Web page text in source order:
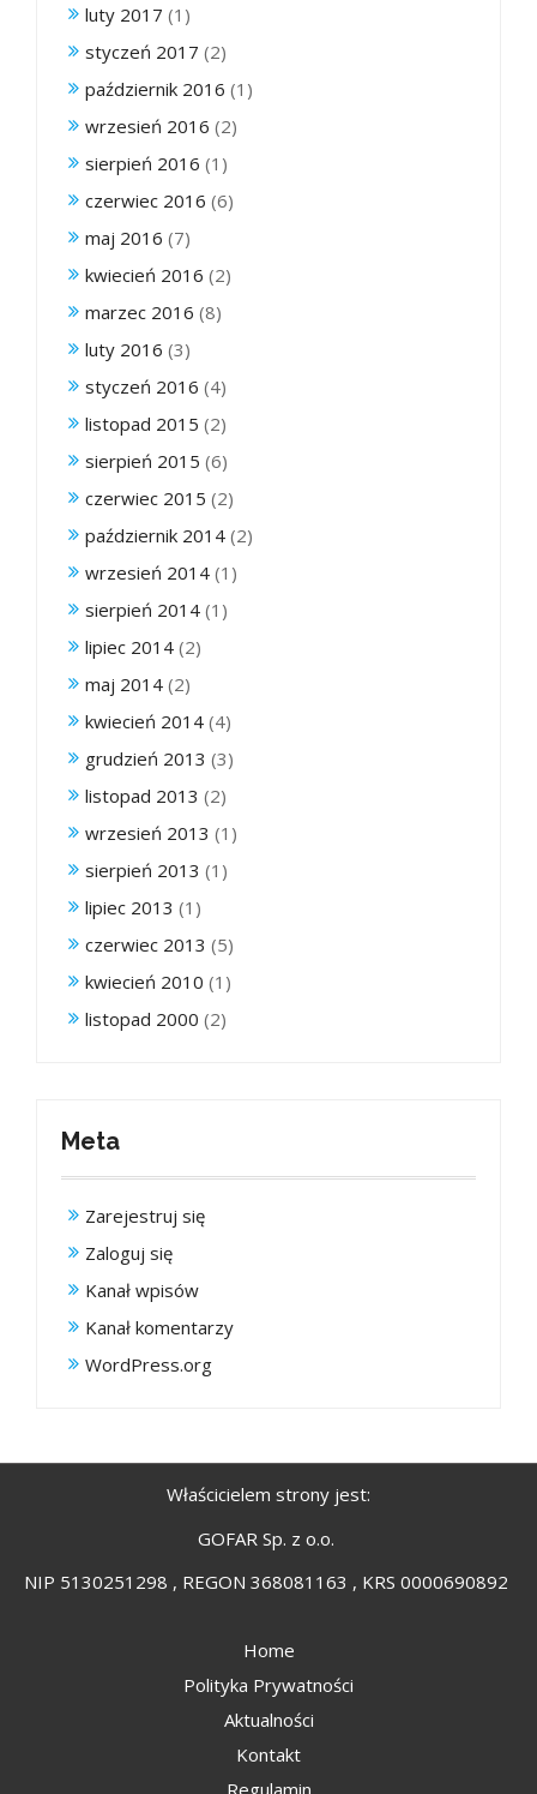
luty 2017 (1)
styczeń 2017 (2)
październik 2016 (1)
wrzesień 2016 (2)
sierpień 2016 (1)
czerwiec 2016 (6)
maj 2016 (7)
kwiecień 2016 (2)
marzec 2016 (8)
luty 2016 (3)
styczeń 2016 (4)
listopad 2015 (2)
sierpień 2015 (6)
czerwiec 2015 (2)
październik 2014 (2)
wrzesień 2014 (1)
sierpień 2014 (1)
lipiec 2014 (2)
maj 2014 (2)
kwiecień 2014 (4)
grudzień 2013 (3)
listopad 2013 (2)
wrzesień 2013 (1)
sierpień 2013 (1)
lipiec 2013 (1)
czerwiec 2013 (5)
kwiecień 2010 (1)
listopad 2000 (2)
Meta
Zarejestruj się
Zaloguj się
Kanał wpisów
Kanał komentarzy
WordPress.org
Właścicielem strony jest:
GOFAR Sp. z o.o.
NIP 5130251298 , REGON 368081163 , KRS 0000690892
Home
Polityka Prywatności
Aktualności
Kontakt
Regulamin